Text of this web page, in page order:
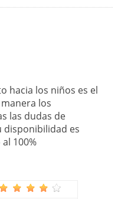
hacia los niños es el
los
las dudas de
disponibilidad es
100%